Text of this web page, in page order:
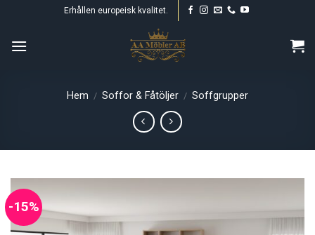
content
Erhållen europeisk kvalitet.
Hem / Soffor & Fåtöljer / Soffgrupper
-15%